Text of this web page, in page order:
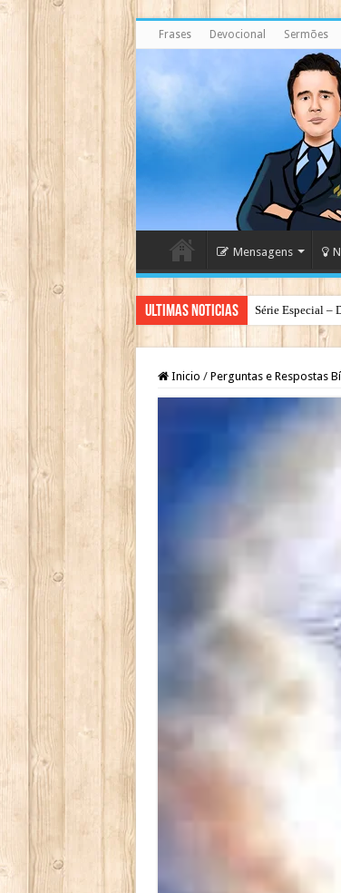
Frases Devocional Sermões
Mensagens
Ultimas Noticias Série Especial –
Inicio / Perguntas e Respostas